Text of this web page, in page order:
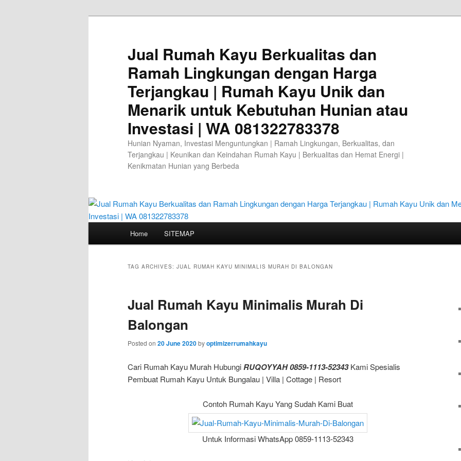
Jual Rumah Kayu Berkualitas dan
Ramah Lingkungan dengan Harga
Terjangkau | Rumah Kayu Unik dan
Menarik untuk Kebutuhan Hunian atau
Investasi | WA 081322783378
Hunian Nyaman, Investasi Menguntungkan | Ramah Lingkungan, Berkualitas, dan
Terjangkau | Keunikan dan Keindahan Rumah Kayu | Berkualitas dan Hemat Energi |
Kenikmatan Hunian yang Berbeda
Skip
content
Skip
content
Home SITEMAP
TAG ARCHIVES: JUAL RUMAH KAYU MINIMALIS MURAH DI BALONGAN
Jual Rumah Kayu Minimalis Murah Di
Balongan
Posted on 20 June 2020byoptimizerrumahkayu
Cari Rumah Kayu Murah HubungiRUQOYYAH 0859-1113-52343Kami Spesialis
Pembuat Rumah Kayu Untuk Bungalau | Villa | Cottage | Resort
Contoh Rumah Kayu Yang Sudah Kami Buat
Untuk Informasi WhatsApp 0859-1113-52343